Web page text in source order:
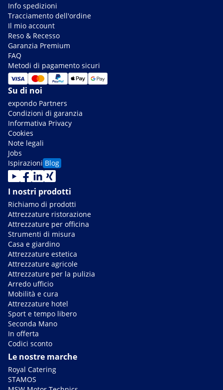
Info spedizioni
Tracciamento dell'ordine
Il mio account
Reso & Recesso
Garanzia Premium
FAQ
Metodi di pagamento sicuri
Su di noi
expondo Partners
Condizioni di garanzia
Informativa Privacy
Cookies
Note legali
Jobs
Ispirazioni Blog
I nostri prodotti
Richiamo di prodotti
Attrezzature ristorazione
Attrezzature per officina
Strumenti di misura
Casa e giardino
Attrezzature estetica
Attrezzature agricole
Attrezzature per la pulizia
Arredo ufficio
Mobilità e cura
Attrezzature hotel
Sport e tempo libero
Seconda Mano
In offerta
Codici sconto
Le nostre marche
Royal Catering
STAMOS